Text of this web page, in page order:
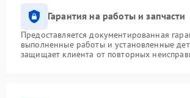
Гарантия на работы и запчасти
Предоставляется документированная
выполненные работы и установленные
защищает клиента от повторных